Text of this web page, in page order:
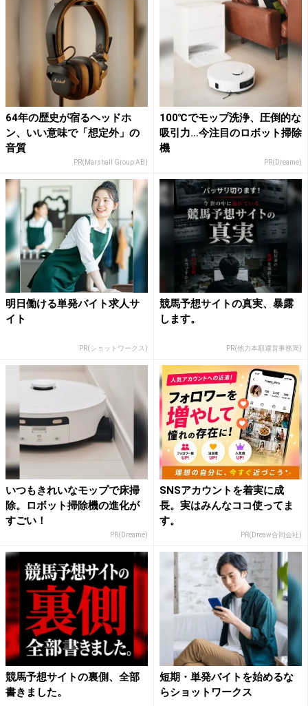
64年の歴史が宿るヘッドホ
ン、いい意味で「想定外」の
音質
PR(Marshall Group AB)
100℃でモップ洗浄、圧倒的な
吸引力…今注目のロボット掃除
機
PR(Dreame)
明日働ける単発バイト求人サ
イト
PR(ショットワークス)
競馬予想サイトの真実、暴露
します。
PR(他力本願運営事務局)
いつもきれいなモップで床掃
除。ロボット掃除機の進化が
すごい！
PR(Dreame)
SNSアカウントを着実に成
長。実はみんなココ使ってま
す。
PR(Dreaw合同会社)
競馬予想サイトの裏側、全部
書きました。
短期・単発バイトを始めるな
らショットワークス